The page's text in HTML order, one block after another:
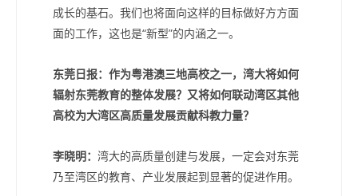
成长的基石。我们也将面向这样的目标做好方方面
面的工作，这也是“新型”的内涵之一。
东莞日报： 作为粤港澳三地高校之一，湾大将如何
辐射东莞教育的整体发展？又将如何联动湾区其他
高校为大湾区高质量发展贡献科教力量？
李晓明： 湾大的高质量创建与发展，一定会对东莞
乃至湾区的教育、产业发展起到显著的促进作用。